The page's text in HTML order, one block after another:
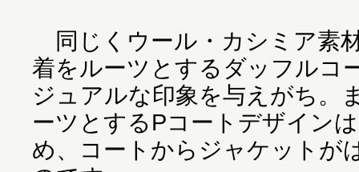
同じくウール・カシミア素
着をルーツとするダッフルコ
ジュアルな印象を与えがち。
ーツとするPコートデザイン
め、コートからジャケットが